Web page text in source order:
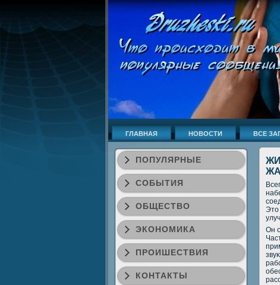
ГЛАВНАЯ НОВОСТИ ВСЕ
ПОПУЛЯРНЫЕ
СОБЫТИЯ
ОБЩЕСТВО
ЭКОНОМИКА
ПРОИШЕСТВИЯ
КОНТАКТЫ
Это
Он